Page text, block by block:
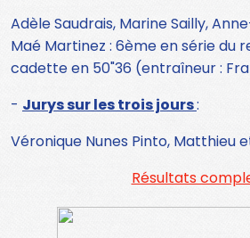
Adèle Saudrais, Marine Sailly,
Maé Martinez : 6ème en série du
cadette en 50"36 (entraîneur :
- Jurys sur les trois jours:
Véronique Nunes Pinto, Matthieu
Résultats